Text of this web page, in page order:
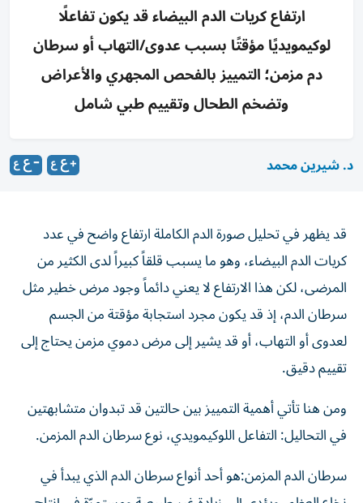
ارتفاع كريات الدم البيضاء قد يكون تفاعلًا
لوكيمويديًا مؤقتًا بسبب عدوى/التهاب أو سرطان
دم مزمن؛ التمييز بالفحص المجهري والأعراض
وتضخم الطحال وتقييم طبي شامل
د. شيرين محمد
قد يظهر في تحليل صورة الدم الكاملة ارتفاع واضح في عدد
كريات الدم البيضاء، وهو ما يسبب قلقاً كبيراً لدى الكثير من
المرضى، لكن هذا الارتفاع لا يعني دائماً وجود مرض خطير مثل
سرطان الدم، إذ قد يكون مجرد استجابة مؤقتة من الجسم
لعدوى أو التهاب، أو قد يشير إلى مرض دموي مزمن يحتاج إلى
تقييم دقيق.
ومن هنا تأتي أهمية التمييز بين حالتين قد تبدوان متشابهتين
في التحاليل: التفاعل اللوكيمويدي، نوع سرطان الدم المزمن.
سرطان الدم المزمن:هو أحد أنواع سرطان الدم الذي يبدأ في